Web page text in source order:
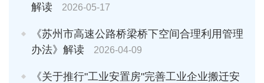
解读
2026-05-17
《苏州市高速公路桥梁桥下空间合理利用管理
办法》解读
2026-04-09
《关于推行"工业安置房"完善工业企业搬迁安